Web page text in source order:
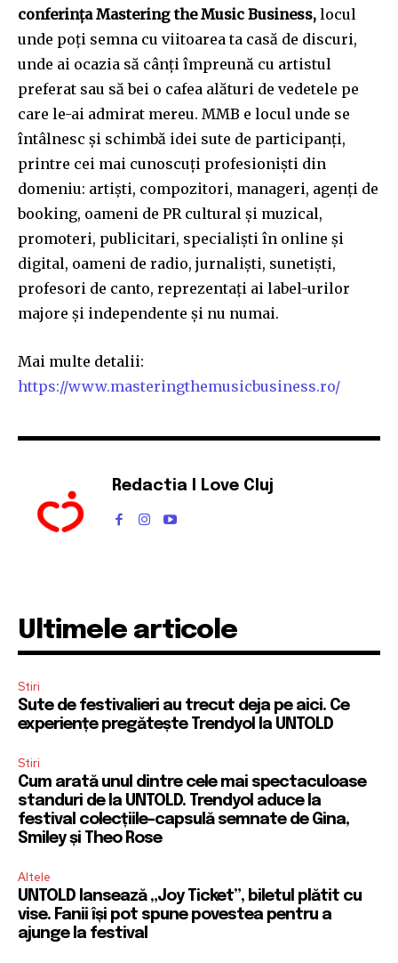
conferința Mastering the Music Business, locul
unde poți semna cu viitoarea ta casă de discuri,
unde ai ocazia să cânți împreună cu artistul
preferat sau să bei o cafea alături de vedetele pe
care le-ai admirat mereu. MMB e locul unde se
întâlnesc și schimbă idei sute de participanți,
printre cei mai cunoscuți profesioniști din
domeniu: artiști, compozitori, manageri, agenți de
booking, oameni de PR cultural și muzical,
promoteri, publicitari, specialiști în online și
digital, oameni de radio, jurnaliști, sunetiști,
profesori de canto, reprezentați ai label-urilor
majore și independente și nu numai.
Mai multe detalii:
https://www.masteringthemusicbusiness.ro/
Redactia I Love Cluj
Ultimele articole
Stiri
Sute de festivalieri au trecut deja pe aici. Ce
experiențe pregătește Trendyol la UNTOLD
Stiri
Cum arată unul dintre cele mai spectaculoase
standuri de la UNTOLD. Trendyol aduce la
festival colecțiile-capsulă semnate de Gina,
Smiley și Theo Rose
Altele
UNTOLD lansează „Joy Ticket”, biletul plătit cu
vise. Fanii își pot spune povestea pentru a
ajunge la festival